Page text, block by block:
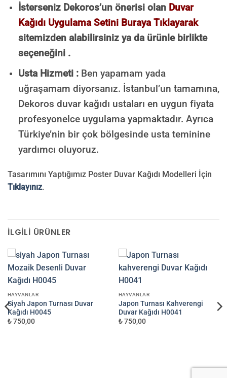
İsterseniz Dekoros’un önerisi olan Duvar
Kağıdı Uygulama Setini Buraya Tıklayarak
sitemizden alabilirsiniz ya da ürünle birlikte
seçeneğini .
Usta Hizmeti :Ben yapamam yada
uğraşamam diyorsanız. İstanbul’un tamamına,
Dekoros duvar kağıdı ustaları en uygun fiyata
profesyonelce uygulama yapmaktadır. Ayrıca
Türkiye’nin bir çok bölgesinde usta teminine
yardımcı oluyoruz.
Tasarımını Yaptığımız Poster Duvar Kağıdı Modelleri İçin
Tıklayınız.
İLGILI ÜRÜNLER
HAYVANLAR
Siyah Japon Turnası Duvar
Kağıdı H0045
₺ 750,00
HAYVANLAR
Japon Turnası Kahverengi
Duvar Kağıdı H0041
₺ 750,00